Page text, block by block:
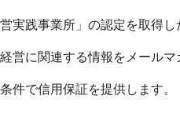
実践事業所」の認定を取得し
営に関連する情報をメールマ
件で信用保証を提供します。